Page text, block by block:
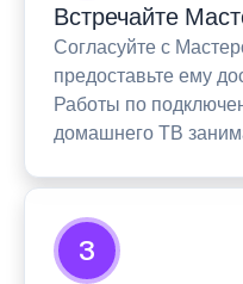
Встречайте
Согласуйте с
предоставьте ему
Работы по
домашнего ТВ
3